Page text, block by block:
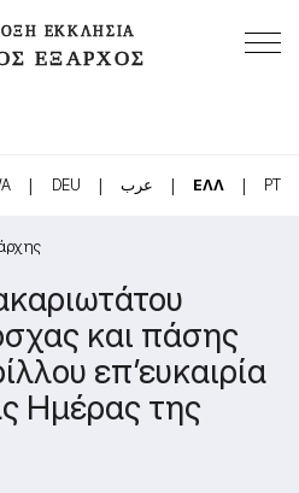
ΕΚΚΛΗΣΊΑ
ΈΞΑΡΧΟΣ
| DEU | عرب | ΕΛΛ | PT
και πάσης
επ’ευκαιρία
Ημέρας της